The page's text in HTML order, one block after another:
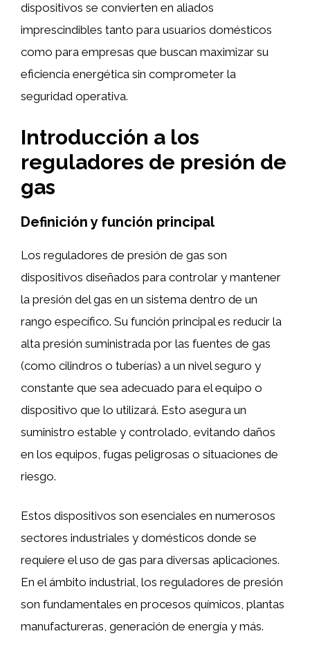
dispositivos se convierten en aliados
imprescindibles tanto para usuarios domésticos
como para empresas que buscan maximizar su
eficiencia energética sin comprometer la
seguridad operativa.
Introducción a los
reguladores de presión de
gas
Definición y función principal
Los reguladores de presión de gas son
dispositivos diseñados para controlar y mantener
la presión del gas en un sistema dentro de un
rango específico. Su función principal es reducir la
alta presión suministrada por las fuentes de gas
(como cilindros o tuberías) a un nivel seguro y
constante que sea adecuado para el equipo o
dispositivo que lo utilizará. Esto asegura un
suministro estable y controlado, evitando daños
en los equipos, fugas peligrosas o situaciones de
riesgo.
Estos dispositivos son esenciales en numerosos
sectores industriales y domésticos donde se
requiere el uso de gas para diversas aplicaciones.
En el ámbito industrial, los reguladores de presión
son fundamentales en procesos químicos, plantas
manufactureras, generación de energía y más.